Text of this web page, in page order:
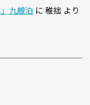
九艘泊 に 稚拙 より